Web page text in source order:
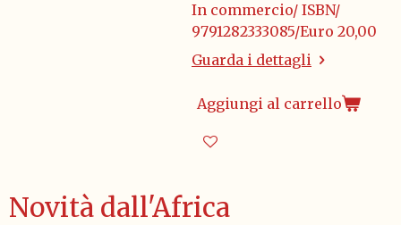
In commercio/ ISBN/
9791282333085/Euro 20,00
Guarda i dettagli
Aggiungi al carrello
Novità dall'Africa